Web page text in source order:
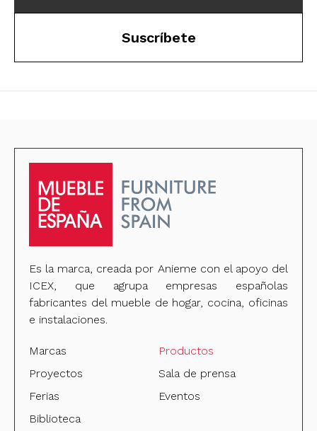
Suscríbete
Es la marca, creada por Anieme con el apoyo del
ICEX, que agrupa empresas españolas
fabricantes del mueble de hogar, cocina, oficinas
e instalaciones.
Marcas
Productos
Proyectos
Sala de prensa
Ferias
Eventos
Biblioteca